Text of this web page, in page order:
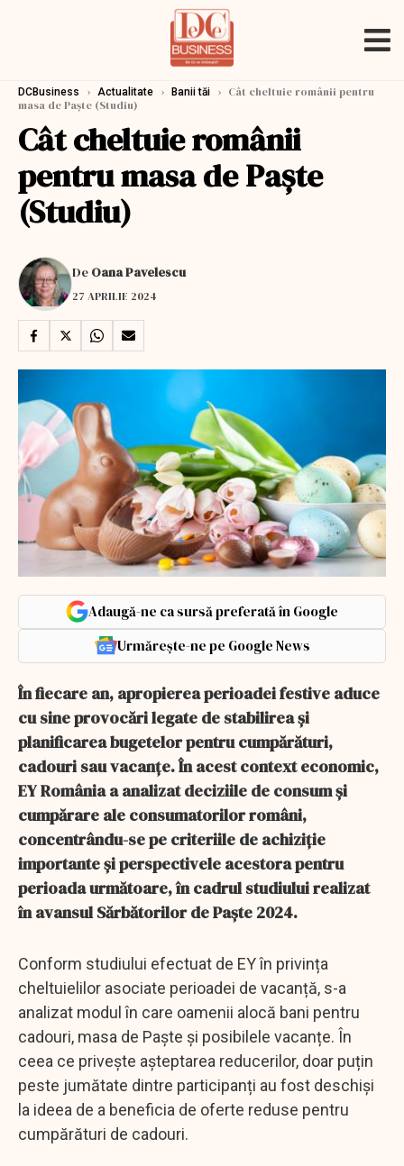
DCBusiness › Actualitate › Banii tăi › Cât cheltuie românii pentru
masa de Paşte (Studiu)
Cât cheltuie românii
pentru masa de Paşte
(Studiu)
De Oana Pavelescu
27 APRILIE 2024
Adaugă-ne ca sursă preferată în Google
Urmărește-ne pe Google News
În fiecare an, apropierea perioadei festive aduce
cu sine provocări legate de stabilirea și
planificarea bugetelor pentru cumpărături,
cadouri sau vacanțe. În acest context economic,
EY România a analizat deciziile de consum și
cumpărare ale consumatorilor români,
concentrându-se pe criteriile de achiziție
importante și perspectivele acestora pentru
perioada următoare, în cadrul studiului realizat
în avansul Sărbătorilor de Paște 2024.
Conform studiului efectuat de EY în privința
cheltuielilor asociate perioadei de vacanță, s-a
analizat modul în care oamenii alocă bani pentru
cadouri, masa de Paște și posibilele vacanțe. În
ceea ce privește așteptarea reducerilor, doar puțin
peste jumătate dintre participanți au fost deschiși
la ideea de a beneficia de oferte reduse pentru
cumpărături de cadouri.